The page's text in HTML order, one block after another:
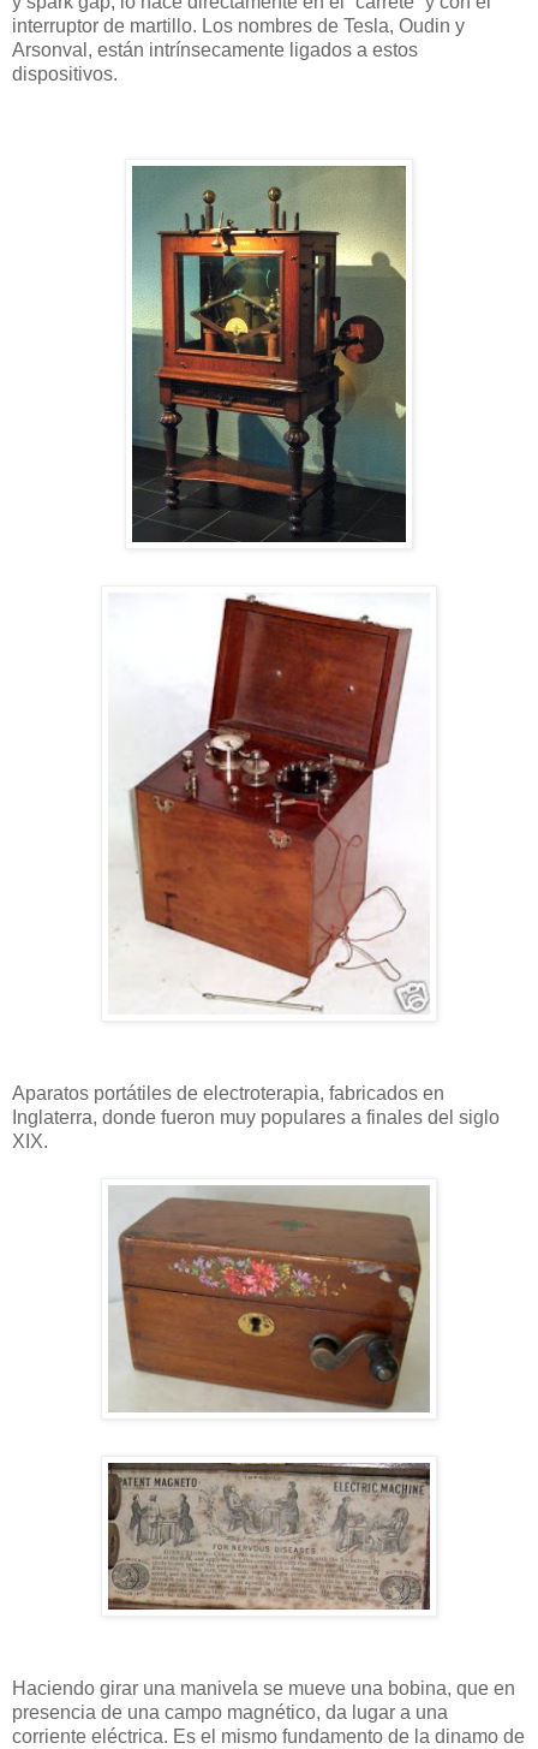
interruptor de martillo. Los nombres de Tesla, Oudin y
Arsonval, están intrínsecamente ligados a estos
dispositivos.
Aparatos portátiles de electroterapia, fabricados en
Inglaterra, donde fueron muy populares a finales del siglo
XIX.
Haciendo girar una manivela se mueve una bobina, que en
presencia de una campo magnético, da lugar a una
corriente eléctrica. Es el mismo fundamento de la dinamo de